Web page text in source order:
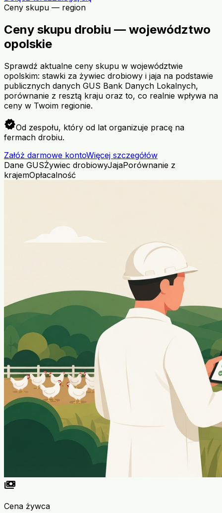
Ceny skupu — region
Ceny skupu drobiu — województwo
opolskie
Sprawdź aktualne ceny skupu w województwie
opolskim: stawki za żywiec drobiowy i jaja na podstawie
publicznych danych GUS Bank Danych Lokalnych,
porównanie z resztą kraju oraz to, co realnie wpływa na
ceny w Twoim regionie.
verifiedOd zespołu, który od lat organizuje pracę na
fermach drobiu.
Załóż darmowe kontoWięcej szczegółów
Dane GUSŻywiec drobiowyJajaPorównanie z
krajemOpłacalność
payments
Cena żywca